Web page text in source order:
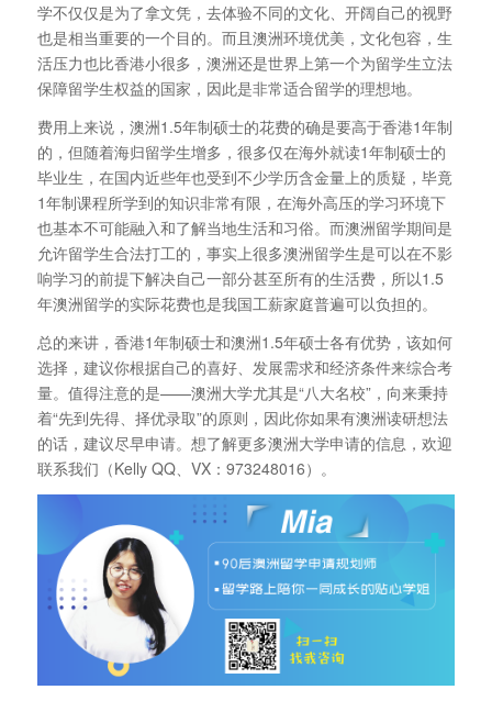
学不仅仅是为了拿文凭，去体验不同的文化、开阔自己的视野
也是相当重要的一个目的。而且澳洲环境优美，文化包容，生
活压力也比香港小很多，澳洲还是世界上第一个为留学生立法
保障留学生权益的国家，因此是非常适合留学的理想地。
费用上来说，澳洲1.5年制硕士的花费的确是要高于香港1年制
的，但随着海归留学生增多，很多仅在海外就读1年制硕士的
毕业生，在国内近些年也受到不少学历含金量上的质疑，毕竟
1年制课程所学到的知识非常有限，在海外高压的学习环境下
也基本不可能融入和了解当地生活和习俗。而澳洲留学期间是
允许留学生合法打工的，事实上很多澳洲留学生是可以在不影
响学习的前提下解决自己一部分甚至所有的生活费，所以1.5
年澳洲留学的实际花费也是我国工薪家庭普遍可以负担的。
总的来讲，香港1年制硕士和澳洲1.5年硕士各有优势，该如何
选择，建议你根据自己的喜好、发展需求和经济条件来综合考
量。值得注意的是——澳洲大学尤其是“八大名校”，向来秉持
着“先到先得、择优录取”的原则，因此你如果有澳洲读研想法
的话，建议尽早申请。想了解更多澳洲大学申请的信息，欢迎
联系我们（Kelly QQ、VX：973248016）。